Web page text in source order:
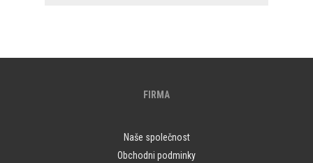
FIRMA
Naše společnost
Obchodni podminky